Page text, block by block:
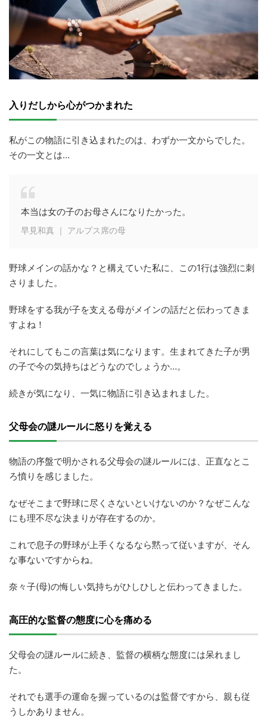
入りだしから心がつかまれた
私がこの物語に引き込まれたのは、わずか一文からでした。
その一文とは…
本当は女の子のお母さんになりたかった。
早見和真 ｜ アルプス席の母
野球メインの話かな？と構えていた私に、この1行は強烈に刺
さりました。
野球をする我が子を支える母がメインの話だと伝わってきま
すよね！
それにしてもこの言葉は気になります。生まれてきた子が男
の子で今の気持ちはどうなのでしょうか…。
続きが気になり、一気に物語に引き込まれました。
父母会の謎ルールに怒りを覚える
物語の序盤で明かされる父母会の謎ルールには、正直なとこ
ろ憤りを感じました。
なぜそこまで野球に尽くさないといけないのか？なぜこんな
にも理不尽な決まりが存在するのか。
これで息子の野球が上手くなるなら黙って従いますが、そん
な事ないですからね。
奈々子(母)の悔しい気持ちがひしひしと伝わってきました。
高圧的な監督の態度に心を痛める
父母会の謎ルールに続き、監督の横柄な態度には呆れまし
た。
それでも選手の運命を握っているのは監督ですから、親も従
うしかありません。